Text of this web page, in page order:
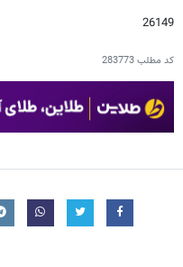
26149
کد مطلب283773